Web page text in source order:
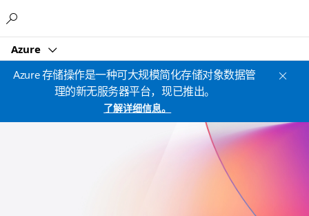
Azure
Azure 存储操作是一种可大规模简化存储对象数据管
理的新无服务器平台，现已推出。
了解详细信息。